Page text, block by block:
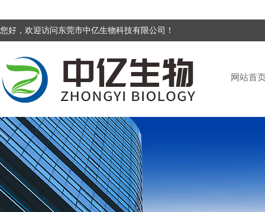
您好，欢迎访问东莞市中亿生物科技有限公司！
网站首